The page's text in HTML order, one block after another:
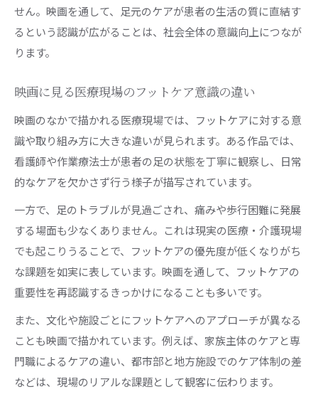
性
フットケアとは何かを映画から読み解く
フットケアとはどういう意味ですか？映画で考
察
うるしはらただす作品とフットケアの視点の融
合
映画登場人物のケアを通じて理解するフットケ
ア
医療映画が投げかける社会的な問いと足のケア
性
フットケアの視点で読み解く医療映画の問いか
け
せん。映画を通して、足元のケアが患者の生活の質に直結す
るという認識が広がることは、社会全体の意識向上につなが
ります。
映画に見る医療現場のフットケア意識の違い
映画のなかで描かれる医療現場では、フットケアに対する意
識や取り組み方に大きな違いが見られます。ある作品では、
看護師や作業療法士が患者の足の状態を丁寧に観察し、日常
的なケアを欠かさず行う様子が描写されています。
一方で、足のトラブルが見過ごされ、痛みや歩行困難に発展
する場面も少なくありません。これは現実の医療・介護現場
でも起こりうることで、フットケアの優先度が低くなりがち
な課題を如実に表しています。映画を通して、フットケアの
重要性を再認識するきっかけになることも多いです。
また、文化や施設ごとにフットケアへのアプローチが異なる
ことも映画で描かれています。例えば、家族主体のケアと専
門職によるケアの違い、都市部と地方施設でのケア体制の差
などは、現場のリアルな課題として観客に伝わります。